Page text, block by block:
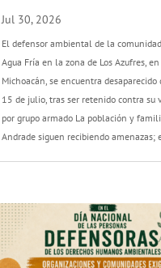
Jul 30, 2026
El defensor ambiental de la
Agua Fría en la zona de Los Azufres, en
Michoacán, se encuentra desaparecido
15 de julio, tras ser retenido contra su
por grupo armado La población y
Andrade siguen recibiendo amenazas;